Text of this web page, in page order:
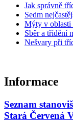
Jak správně
Sedm
Mýty v oblasti
Sběr a třídění
Nešvary při
Informace
Seznam
Stará Červená